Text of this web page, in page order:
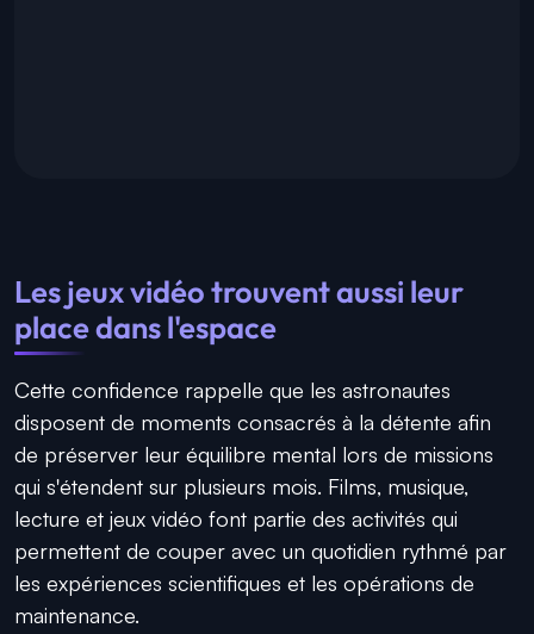
Les jeux vidéo trouvent aussi leur
place dans l'espace
Cette confidence rappelle que les astronautes
disposent de moments consacrés à la détente afin
de préserver leur équilibre mental lors de missions
qui s'étendent sur plusieurs mois. Films, musique,
lecture et jeux vidéo font partie des activités qui
permettent de couper avec un quotidien rythmé par
les expériences scientifiques et les opérations de
maintenance.